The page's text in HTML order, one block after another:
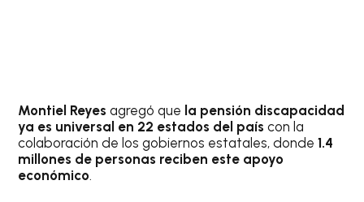
Montiel Reyes agregó que la pensión discapacidad
ya es universal en 22 estados del paíscon la
colaboración de los gobiernos estatales, donde1.4
millones de personas reciben este apoyo
económico.